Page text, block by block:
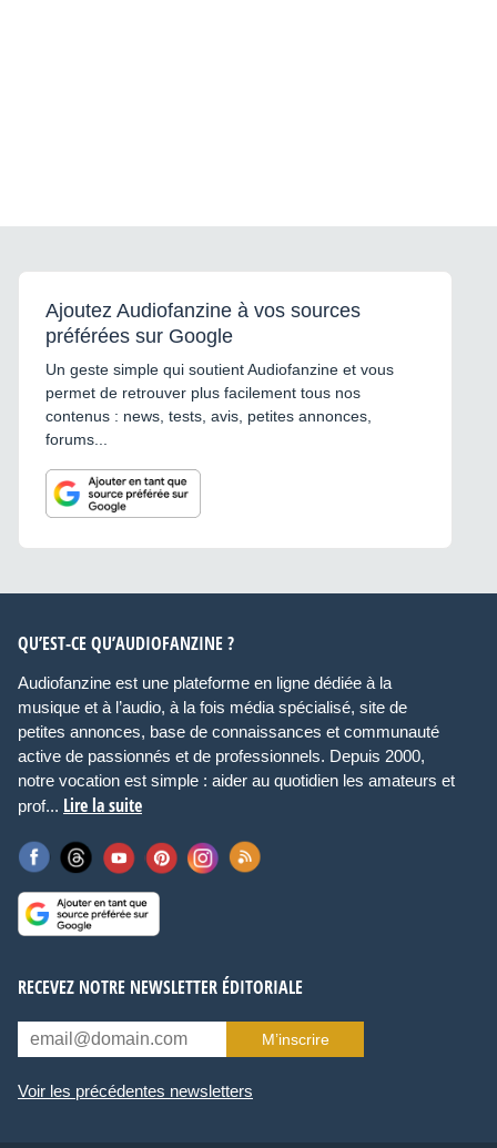
Ajoutez Audiofanzine à vos sources
préférées sur Google
Un geste simple qui soutient Audiofanzine et vous
permet de retrouver plus facilement tous nos
contenus : news, tests, avis, petites annonces,
forums...
QU’EST-CE QU’AUDIOFANZINE ?
Audiofanzine est une plateforme en ligne dédiée à la
musique et à l’audio, à la fois média spécialisé, site de
petites annonces, base de connaissances et communauté
active de passionnés et de professionnels. Depuis 2000,
notre vocation est simple : aider au quotidien les amateurs et
prof... Lire la suite
RECEVEZ NOTRE NEWSLETTER ÉDITORIALE
M’inscrire
Voir les précédentes newsletters